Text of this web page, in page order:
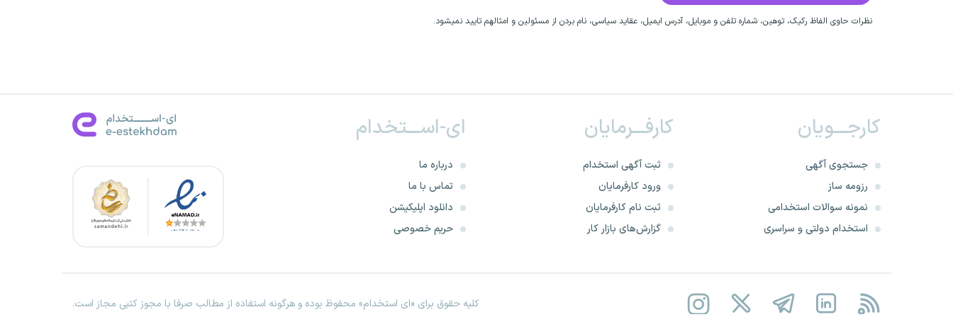
نظرات حاوی الفاظ رکیک، توهین، شماره تلفن و موبایل، آدرس ایمیل، عقاید سیاسی، نام بردن از مسئولین و امثالهم تایید نمیشود.
کارجـــویان
جستجوی آگهی
رزومه ساز
نمونه سوالات استخدامی
استخدام دولتی و سراسری
کارفـــرمایان
ثبت آگهی استخدام
ورود کارفرمایان
ثبت نام کارفرمایان
گزارش‌های بازار کار
ای-اســـتخدام
درباره ما
تماس با ما
دانلود اپلیکیشن
حریم خصوصی
کلیه حقوق برای «ای استخدام» محفوظ بوده و هرگونه استفاده از مطالب صرفا با مجوز کتبی مجاز است.